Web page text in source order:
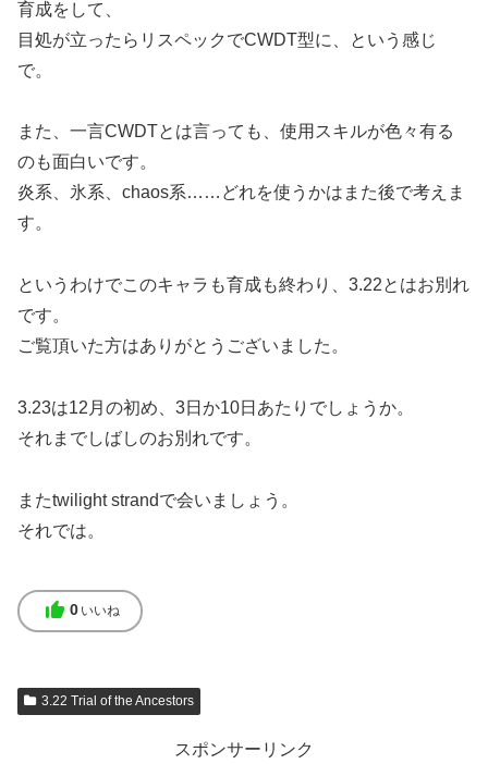
育成をして、
目処が立ったらリスペックでCWDT型に、という感じ
で。
また、一言CWDTとは言っても、使用スキルが色々有る
のも面白いです。
炎系、氷系、chaos系……どれを使うかはまた後で考えま
す。
というわけでこのキャラも育成も終わり、3.22とはお別れ
です。
ご覧頂いた方はありがとうございました。
3.23は12月の初め、3日か10日あたりでしょうか。
それまでしばしのお別れです。
またtwilight strandで会いましょう。
それでは。
thumb_up 0 いいね
3.22 Trial of the Ancestors
スポンサーリンク